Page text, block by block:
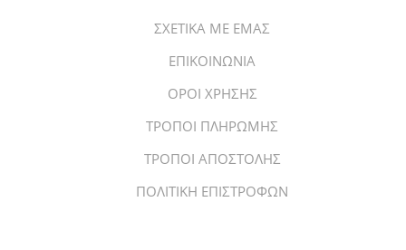
ΣΧΕΤΙΚΑ ΜΕ ΕΜΑΣ
ΕΠΙΚΟΙΝΩΝΙΑ
ΟΡΟΙ ΧΡΗΣΗΣ
ΤΡΟΠΟΙ ΠΛΗΡΩΜΗΣ
ΤΡΟΠΟΙ ΑΠΟΣΤΟΛΗΣ
ΠΟΛΙΤΙΚΗ ΕΠΙΣΤΡΟΦΩΝ